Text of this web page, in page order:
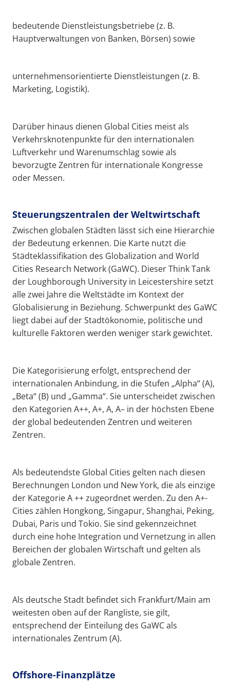
bedeutende Dienstleistungsbetriebe (z. B.
Hauptverwaltungen von Banken, Börsen) sowie
unternehmensorientierte Dienstleistungen (z. B.
Marketing, Logistik).
Darüber hinaus dienen Global Cities meist als
Verkehrsknotenpunkte für den internationalen
Luftverkehr und Warenumschlag sowie als
bevorzugte Zentren für internationale Kongresse
oder Messen.
Steuerungszentralen der Weltwirtschaft
Zwischen globalen Städten lässt sich eine Hierarchie
der Bedeutung erkennen. Die Karte nutzt die
Städteklassifikation des Globalization and World
Cities Research Network (GaWC). Dieser Think Tank
der Loughborough University in Leicestershire setzt
alle zwei Jahre die Weltstädte im Kontext der
Globalisierung in Beziehung. Schwerpunkt des GaWC
liegt dabei auf der Stadtökonomie, politische und
kulturelle Faktoren werden weniger stark gewichtet.
Die Kategorisierung erfolgt, entsprechend der
internationalen Anbindung, in die Stufen „Alpha“ (A),
„Beta“ (B) und „Gamma“. Sie unterscheidet zwischen
den Kategorien A++, A+, A, A– in der höchsten Ebene
der global bedeutenden Zentren und weiteren
Zentren.
Als bedeutendste Global Cities gelten nach diesen
Berechnungen London und New York, die als einzige
der Kategorie A ++ zugeordnet werden. Zu den A+-
Cities zählen Hongkong, Singapur, Shanghai, Peking,
Dubai, Paris und Tokio. Sie sind gekennzeichnet
durch eine hohe Integration und Vernetzung in allen
Bereichen der globalen Wirtschaft und gelten als
globale Zentren.
Als deutsche Stadt befindet sich Frankfurt/Main am
weitesten oben auf der Rangliste, sie gilt,
entsprechend der Einteilung des GaWC als
internationales Zentrum (A).
Offshore-Finanzplätze